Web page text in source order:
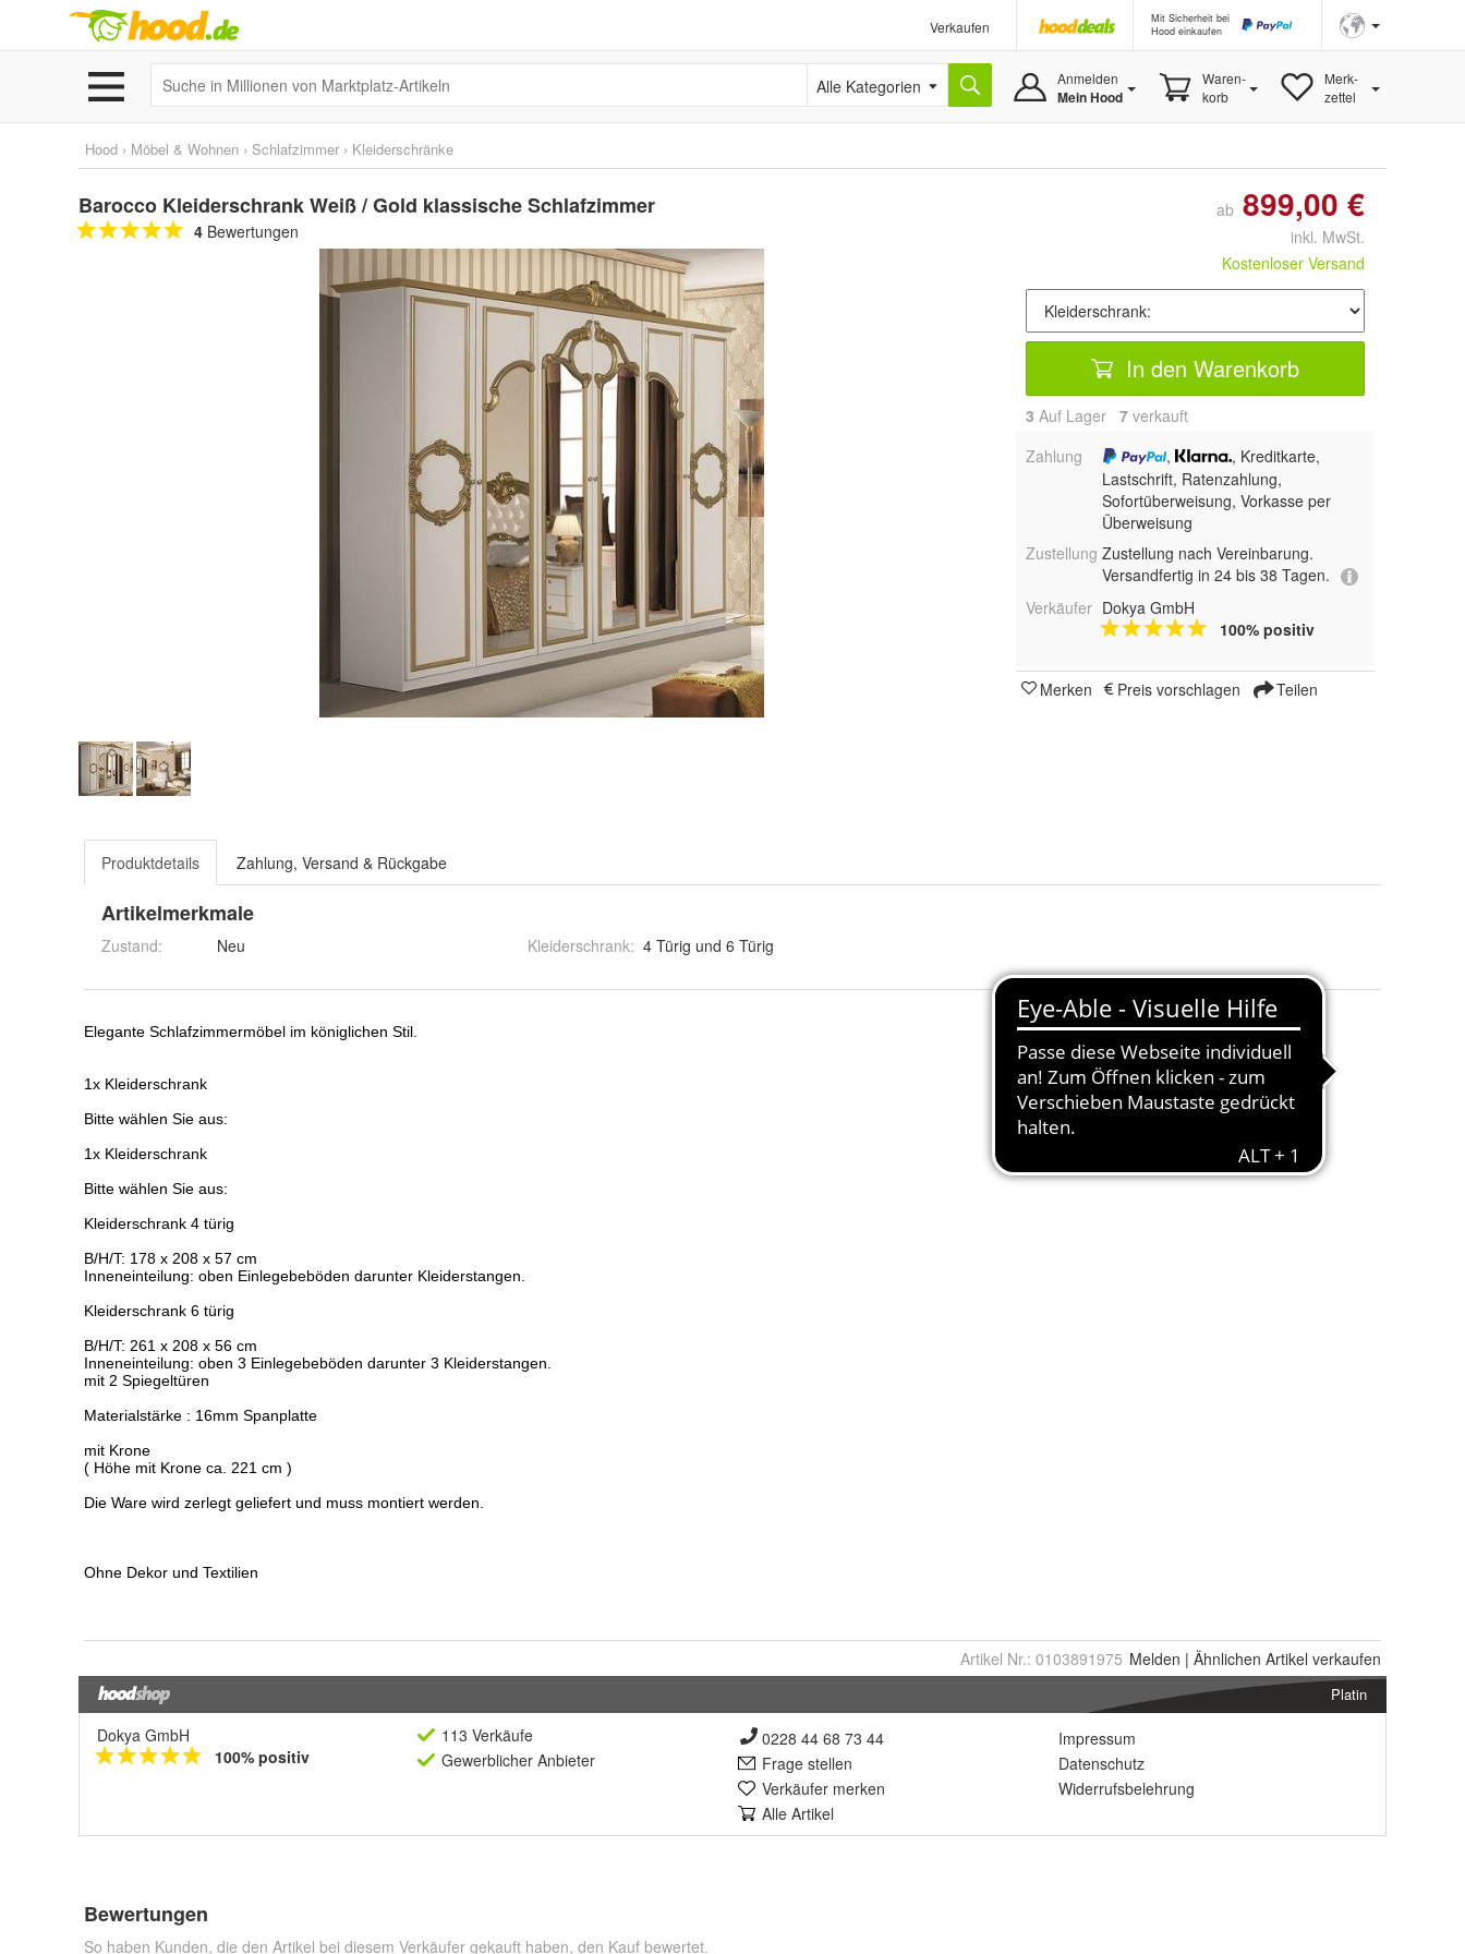
Verkaufen
Mit Sicherheit bei
Hood einkaufen
Alle Kategorien Anmelden
Mein Hood
Waren-
korb
Merk-
zettel
Hood › Möbel & Wohnen › Schlafzimmer › Kleiderschränke
Barocco Kleiderschrank Weiß / Gold klassische Schlafzimmer
4 Bewertungen
ab 899,00 €
inkl. MwSt.
Kostenloser Versand
In den Warenkorb
3 Auf Lager 7 verkauft
Zahlung
,
, Kreditkarte,
Lastschrift, Ratenzahlung,
Sofortüberweisung, Vorkasse per
Überweisung
Zustellung Zustellung nach Vereinbarung.
Versandfertig in 24 bis 38 Tagen.
Verkäufer Dokya GmbH
100% positiv
Merken Preis vorschlagen Teilen
Produktdetails Zahlung, Versand & Rückgabe
Artikelmerkmale
Zustand: Neu Kleiderschrank: 4 Türig und 6 Türig
Artikel Nr.: 0103891975 Melden | Ähnlichen Artikel verkaufen
Platin
Dokya GmbH
100% positiv
113 Verkäufe
Gewerblicher Anbieter
0228 44 68 73 44
Frage stellen
Verkäufer merken
Alle Artikel
Impressum
Datenschutz
Widerrufsbelehrung
Bewertungen
So haben Kunden, die den Artikel bei diesem Verkäufer gekauft haben, den Kauf bewertet.